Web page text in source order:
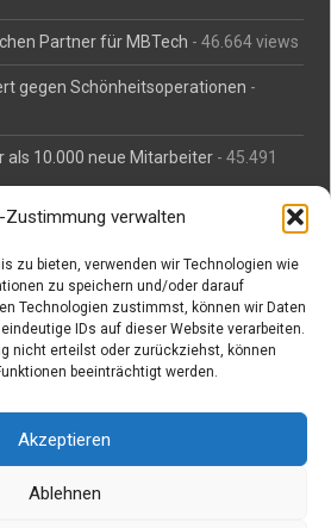
Zustimmung verwalten
zu bieten, verwenden wir Technologien wie
zu speichern und/oder darauf
Technologien zustimmst, können wir Daten
IDs auf dieser Website verarbeiten.
nicht erteilst oder zurückziehst, können
beeinträchtigt werden.
Akzeptieren
Ablehnen
Partner für MBTech - 46.664 views
gegen Schönheitsoperationen -
als 10.000 neue Mitarbeiter - 45.491
MBtech- 44.716 views
für abgedriftete Silvesterraketen
zum Grillen- 42.063 views